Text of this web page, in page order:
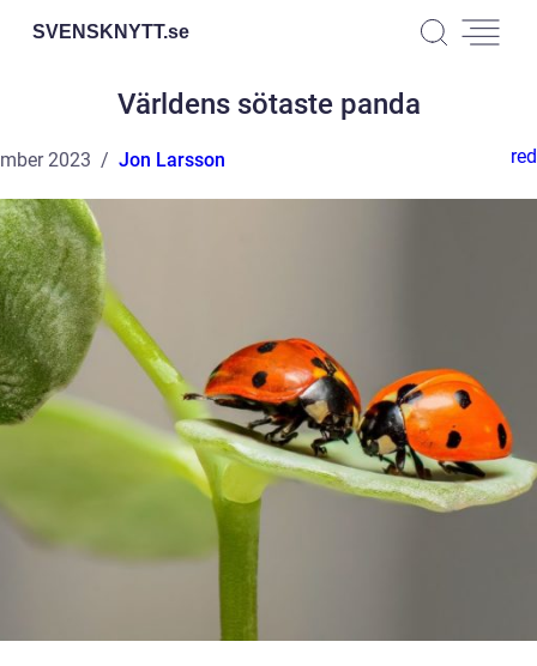
SVENSKNYTT.se
Världens sötaste panda
2023 Jon Larsson